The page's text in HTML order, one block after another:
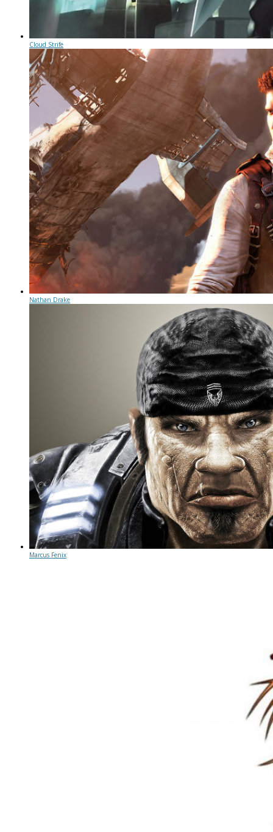
Cloud Strife
Nathan Drake
Marcus Fenix